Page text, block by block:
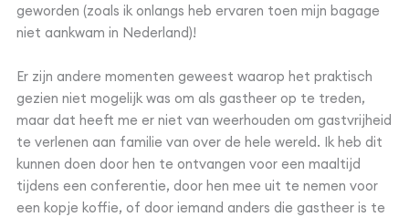
geworden (zoals ik onlangs heb ervaren toen mijn bagage
niet aankwam in Nederland)!
Er zijn andere momenten geweest waarop het praktisch
gezien niet mogelijk was om als gastheer op te treden,
maar dat heeft me er niet van weerhouden om gastvrijheid
te verlenen aan familie van over de hele wereld. Ik heb dit
kunnen doen door hen te ontvangen voor een maaltijd
tijdens een conferentie, door hen mee uit te nemen voor
een kopje koffie, of door iemand anders die gastheer is te